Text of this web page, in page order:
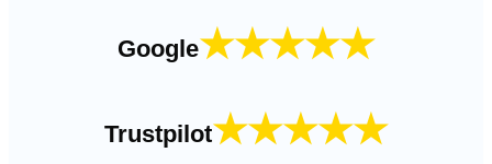
Google★★★★★
Trustpilot★★★★★